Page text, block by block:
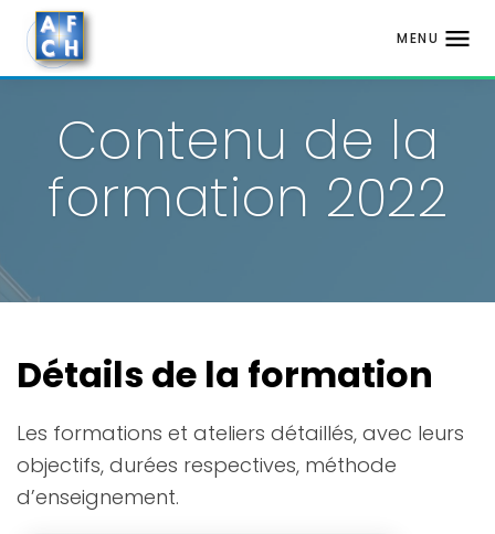
Aller
contenu
MENU
Contenu de la
formation 2022
Détails de la formation
Les formations et ateliers détaillés, avec leurs
objectifs, durées respectives, méthode
d’enseignement.